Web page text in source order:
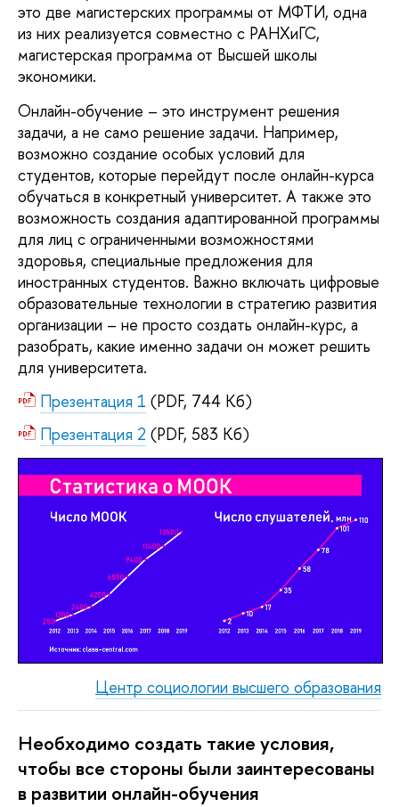
это две магистерских программы от МФТИ, одна
из них реализуется совместно с РАНХиГС,
магистерская программа от Высшей школы
экономики.
Онлайн-обучение – это инструмент решения
задачи, а не само решение задачи. Например,
возможно создание особых условий для
студентов, которые перейдут после онлайн-курса
обучаться в конкретный университет. А также это
возможность создания адаптированной программы
для лиц с ограниченными возможностями
здоровья, специальные предложения для
иностранных студентов. Важно включать цифровые
образовательные технологии в стратегию развития
организации – не просто создать онлайн-курс, а
разобрать, какие именно задачи он может решить
для университета.
Презентация 1 (PDF, 744 Кб)
Презентация 2 (PDF, 583 Кб)
Центр социологии высшего образования
Необходимо создать такие условия,
чтобы все стороны были заинтересованы
в развитии онлайн-обучения